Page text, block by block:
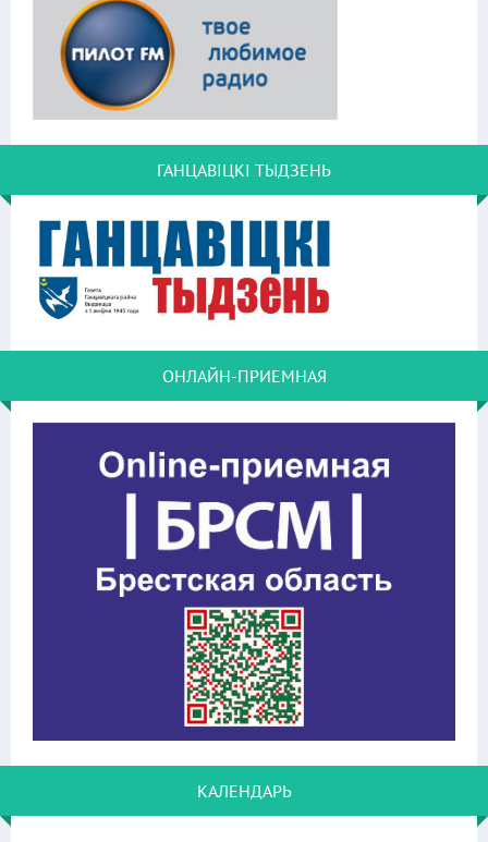
ГАНЦАВІЦКІ ТЫДЗЕНЬ
ОНЛАЙН-ПРИЕМНАЯ
КАЛЕНДАРЬ